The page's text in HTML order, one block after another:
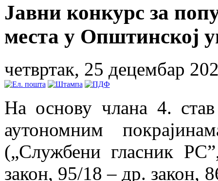
Јавни конкурс за
места у Општинској
четвртак, 25 децембар
На основу члана 4.
аутономним
(„Службени гласник
закон, 95/18 – др. закон,